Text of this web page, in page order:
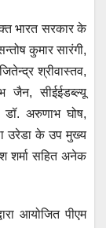
भारत सरकार के
कुमार सारंगी,
श्रीवास्तव,
जैन, सीईईडब्ल्यू
अरुणाभ घोष,
उरेडा के उप मुख्य
शर्मा सहित अनेक
आयोजित पीएम